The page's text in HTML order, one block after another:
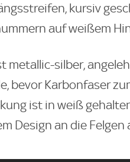
kursiv
auf weißem
metallic-silber,
bevor Karbonfaser
ist in weiß
Design an die Felgen